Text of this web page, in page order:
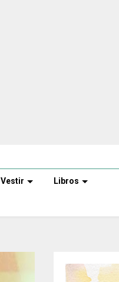
Vestir Libros